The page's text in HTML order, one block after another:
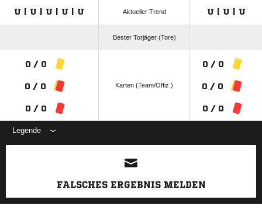
U | U | U | U | U Aktueller Trend U | U | U
Bester Torjäger (Tore)
0 / 0
0 / 0
0 / 0
Karten (Team/Offiz.)
0 / 0
0 / 0
0 / 0
Legende
ANZEIGE
FALSCHES ERGEBNIS MELDEN